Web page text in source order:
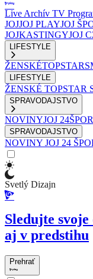
Live Archív TV
JOJJOJ PLAYJOJ
JOJKASTINGYJOJ
LIFESTYLE
ŽENSKÉTOPSTAR
LIFESTYLE
ŽENSKÉ TOPSTAR
SPRAVODAJSTVO
NOVINYJOJ 24
SPRAVODAJSTVO
NOVINY JOJ 24
Svetlý Dizajn
Sledujte
aj v predstihu
Prehrať